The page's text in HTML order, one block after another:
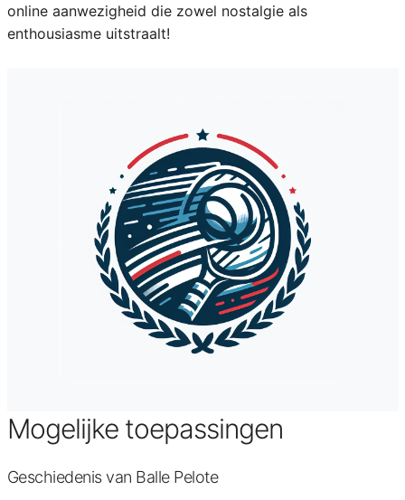
online aanwezigheid die zowel nostalgie als
enthousiasme uitstraalt!
Mogelijke toepassingen
Geschiedenis van Balle Pelote